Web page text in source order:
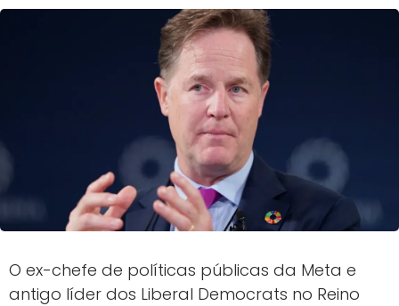
O ex-chefe de políticas públicas da Meta e
antigo líder dos Liberal Democrats no Reino